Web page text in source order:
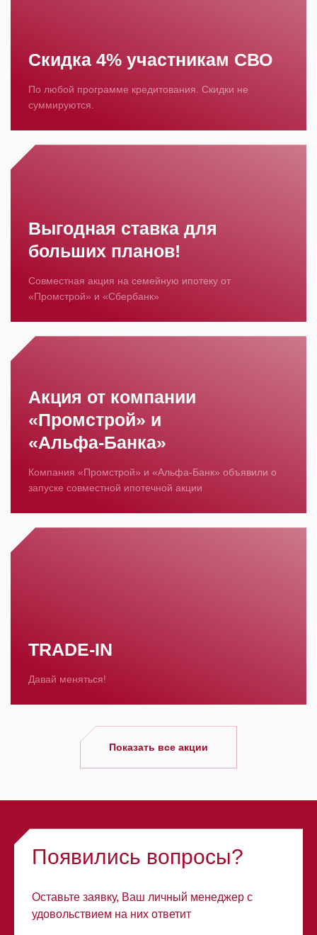
Скидка 4% участникам СВО
По любой программе кредитования. Скидки не
суммируются.
Выгодная ставка для
больших планов!
Совместная акция на семейную ипотеку от
«Промстрой» и «Сбербанк»
Акция от компании
«Промстрой» и
«Альфа‑Банка»
Компания «Промстрой» и «Альфа‑Банк» объявили о
запуске совместной ипотечной акции
TRADE-IN
Давай меняться!
Показать все акции
Появились вопросы?
Оставьте заявку, Ваш личный менеджер с
удовольствием на них ответит